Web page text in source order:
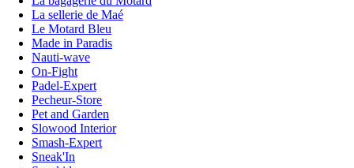
La sellerie de Maé
Le Motard Bleu
Made in Paradis
Nauti-wave
On-Fight
Padel-Expert
Pecheur-Store
Pet and Garden
Slowood Interior
Smash-Expert
Sneak'In